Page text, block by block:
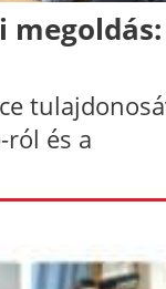
megoldás:
ról és a